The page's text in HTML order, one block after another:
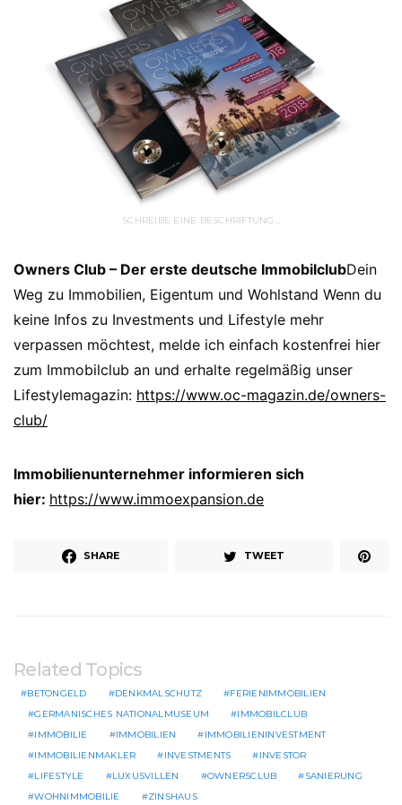
SCHREIBE EINE BESCHRIFTUNG…
Owners Club – Der erste deutsche ImmobilclubDein
Weg zu Immobilien, Eigentum und Wohlstand Wenn du
keine Infos zu Investments und Lifestyle mehr
verpassen möchtest, melde ich einfach kostenfrei hier
zum Immobilclub an und erhalte regelmäßig unser
Lifestylemagazin: https://www.oc-magazin.de/owners-
club/
Immobilienunternehmer informieren sich
hier: https://www.immoexpansion.de
SHARE TWEET
Related Topics
BETONGELD DENKMALSCHUTZ
FERIENIMMOBILIEN
GERMANISCHES NATIONALMUSEUM
IMMOBILCLUB
IMMOBILIE
IMMOBILIEN
IMMOBILIENINVESTMENT
IMMOBILIENMAKLER
INVESTMENTS
INVESTOR
LIFESTYLE
LUXUSVILLEN OWNERSCLUB
SANIERUNG
WOHNIMMOBILIE
ZINSHAUS